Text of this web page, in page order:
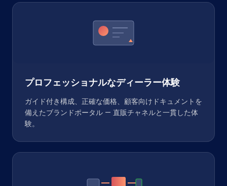
プロフェッショナルなディーラー体験
ガイド付き構成、正確な価格、顧客向けドキュメントを
備えたブランドポータル — 直販チャネルと一貫した体
験。